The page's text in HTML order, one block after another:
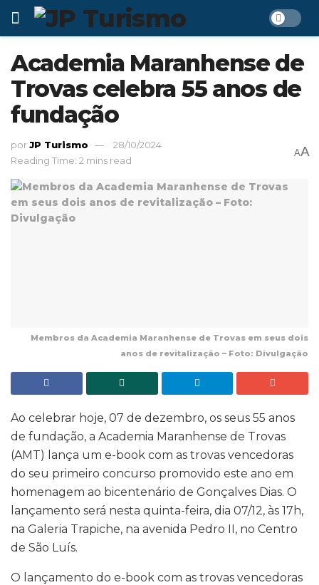
Academia Maranhense de
Trovas celebra 55 anos de
fundação
porJP Turismo
28/10/2024
Reading Time: 2 mins read
AA
Membros da Academia Maranhense de Trovas em seus dois
anos de revitalização – Foto: Divulgação
Ao celebrar hoje, 07 de dezembro, os seus 55 anos
de fundação, a Academia Maranhense de Trovas
(AMT) lança um e-book com as trovas vencedoras
do seu primeiro concurso promovido este ano em
homenagem ao bicentenário de Gonçalves Dias. O
lançamento será nesta quinta-feira, dia 07/12, às 17h,
na Galeria Trapiche, na avenida Pedro II, no Centro
de São Luís.
O lançamento do e-book com as trovas vencedoras